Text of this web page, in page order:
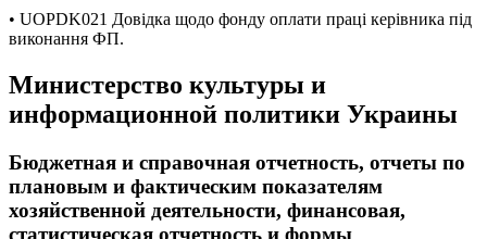
• UOPDK021 Довідка щодо фонду оплати праці керівника під
виконання ФП.
Министерство культуры и
информационной политики Украины
Бюджетная и справочная отчетность, отчеты по
плановым и фактическим показателям
хозяйственной деятельности, финансовая,
статистическая отчетность и формы